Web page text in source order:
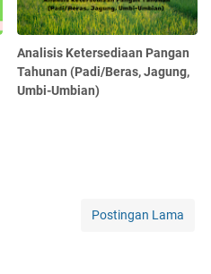
Analisis Ketersediaan Pangan
Tahunan (Padi/Beras, Jagung,
Umbi-Umbian)
Postingan Lama